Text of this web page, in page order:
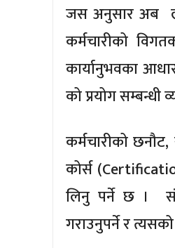
जस अनुसार अब
कर्मचारीको
कार्यानुभवका
को प्रयोग सम्बन्धी
कर्मचारीको
कोर्स
लिनु पर्ने छ ।
गराउनुपर्ने र